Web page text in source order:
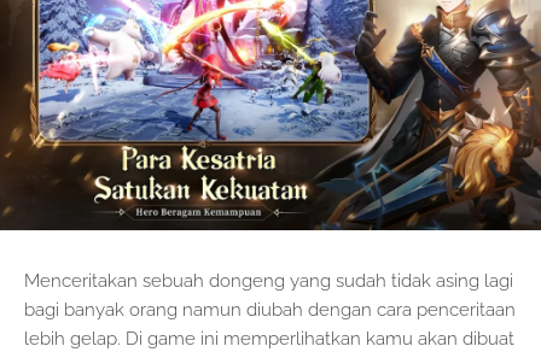
Menceritakan sebuah dongeng yang sudah tidak asing lagi
bagi banyak orang namun diubah dengan cara penceritaan
lebih gelap. Di game ini memperlihatkan kamu akan dibuat